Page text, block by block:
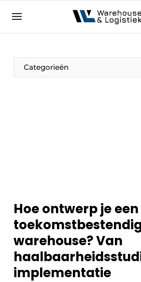
NL EN
Categorieën
Hoe ontwerp je een
warehouse? Van
implementatie